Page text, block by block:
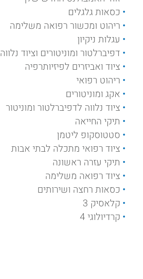
כסאות גלגלים
ריהוט ומכשור רפואה משלימה
עגלות ניקיון
דפיברלטור ומוניטורים וציוד נלווה
ציוד ואביזרים לפיזיותרפיה
ריהוט רפואי
אקג ומוניטורים
ציוד נלווה לדפיברלטור ומוניטור
תיקי החייאה
סטטוסקופ ליטמן
ציוד רפואי מתכלה לבתי אבות
תיקי עזרה ראשונה
ציוד רפואה משלימה
כסאות רחצה ושירותים
קלאסיק 3
קרדיולוגי 4